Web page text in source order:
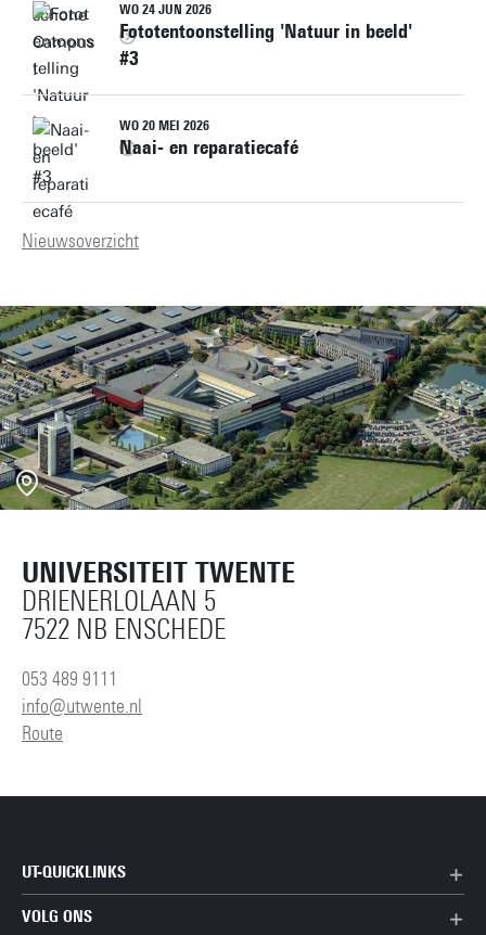
WO 24 JUN 2026
Fototentoonstelling 'Natuur in beeld'
#3
WO 20 MEI 2026
Naai- en reparatiecafé
Nieuwsoverzicht
UNIVERSITEIT TWENTE
DRIENERLOLAAN 5
7522 NB ENSCHEDE
053 489 9111
info@utwente.nl
Route
UT-QUICKLINKS
VOLG ONS